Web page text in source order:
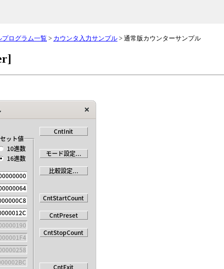
プログラム一覧 > カウンタ入力サンプル > 通常版カウンターサンプル